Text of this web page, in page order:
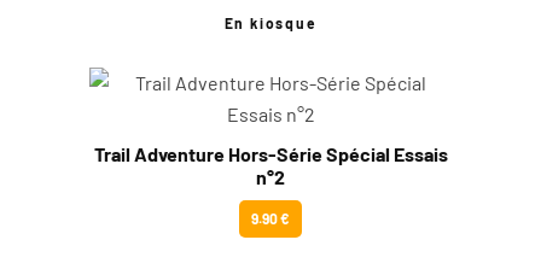
En kiosque
Trail Adventure Hors-Série Spécial Essais
n°2
9.90 €